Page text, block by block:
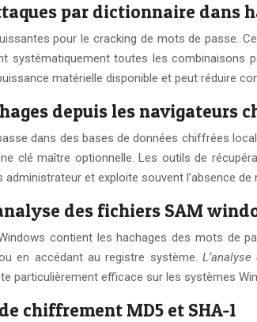
par dictionnaire dans
pour le cracking de mots de passe.
systématiquement toutes les
matérielle disponible et peut réduire
depuis les navigateurs
dans des bases de données chiffrées
clé maître optionnelle. Les outils de
administrateur et exploite souvent l’absence
des fichiers SAM
contient les hachages des mots de
en accédant au registre système.
particulièrement efficace sur les systèmes
chiffrement MD5 et SHA-1